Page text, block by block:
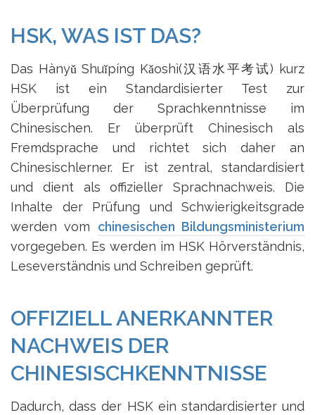
HSK, WAS IST DAS?
Das Hànyǔ Shuǐpíng Kǎoshì(汉语水平考试) kurz
HSK ist ein Standardisierter Test zur
Überprüfung der Sprachkenntnisse im
Chinesischen. Er überprüft Chinesisch als
Fremdsprache und richtet sich daher an
Chinesischlerner. Er ist zentral, standardisiert
und dient als offizieller Sprachnachweis. Die
Inhalte der Prüfung und Schwierigkeitsgrade
werden vom chinesischen Bildungsministerium
vorgegeben. Es werden im HSK Hörverständnis,
Leseverständnis und Schreiben geprüft.
OFFIZIELL ANERKANNTER
NACHWEIS DER
CHINESISCHKENNTNISSE
Dadurch, dass der HSK ein standardisierter und